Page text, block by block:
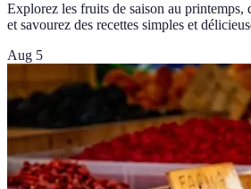
Explorez les fruits de saison au printemps,
et savourez des recettes simples et
Aug 5